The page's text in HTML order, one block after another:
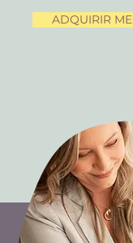
ADQUIRIR